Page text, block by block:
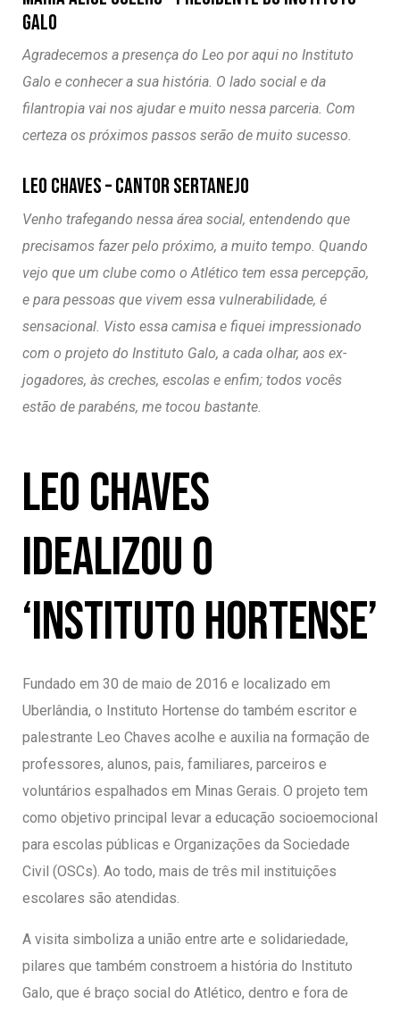
GALO
Agradecemos a presença do Leo por aqui no Instituto
Galo e conhecer a sua história. O lado social e da
filantropia vai nos ajudar e muito nessa parceria. Com
certeza os próximos passos serão de muito sucesso.
LEO CHAVES – CANTOR SERTANEJO
Venho trafegando nessa área social, entendendo que
precisamos fazer pelo próximo, a muito tempo. Quando
vejo que um clube como o Atlético tem essa percepção,
e para pessoas que vivem essa vulnerabilidade, é
sensacional. Visto essa camisa e fiquei impressionado
com o projeto do Instituto Galo, a cada olhar, aos ex-
jogadores, às creches, escolas e enfim; todos vocês
estão de parabéns, me tocou bastante.
Leo Chaves
idealizou o
‘Instituto Hortense’
Fundado em 30 de maio de 2016 e localizado em
Uberlândia, o Instituto Hortense do também escritor e
palestrante Leo Chaves acolhe e auxilia na formação de
professores, alunos, pais, familiares, parceiros e
voluntários espalhados em Minas Gerais. O projeto tem
como objetivo principal levar a educação socioemocional
para escolas públicas e Organizações da Sociedade
Civil (OSCs). Ao todo, mais de três mil instituições
escolares são atendidas.
A visita simboliza a união entre arte e solidariedade,
pilares que também constroem a história do Instituto
Galo, que é braço social do Atlético, dentro e fora de